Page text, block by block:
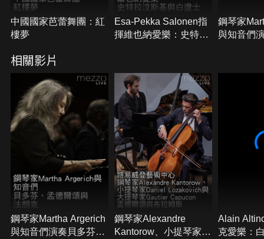
中國國家芭蕾舞團：紅
樓夢
Esa-Pekka Salonen指
揮維也納愛樂：史特拉
鋼琴家
與知音們
相關影片
鋼琴家Martha Argerich
與知音們演奏貝多芬、
鋼琴家Alexandre
Kantorow、小提琴家
Alain
克愛樂：